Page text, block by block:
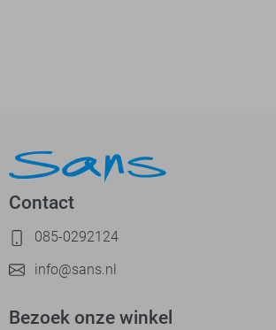
Contact
085-0292124
info@sans.nl
Bezoek onze winkel